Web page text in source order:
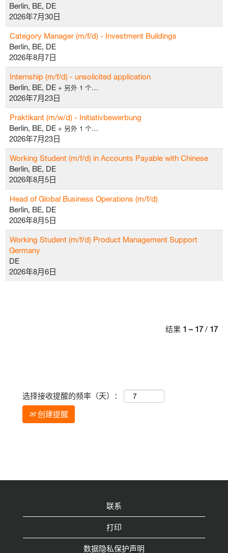
Berlin, BE, DE
2026年7月30日
Category Manager (m/f/d) - Investment Buildings
Berlin, BE, DE
2026年8月7日
Internship (m/f/d) - unsolicited application
Berlin, BE, DE + 另外 1 个…
2026年7月23日
Praktikant (m/w/d) - Initiativbewerbung
Berlin, BE, DE + 另外 1 个…
2026年7月23日
Working Student (m/f/d) in Accounts Payable with Chinese
Berlin, BE, DE
2026年8月5日
Head of Global Business Operations (m/f/d)
Berlin, BE, DE
2026年8月5日
Working Student (m/f/d) Product Management Support
Germany
DE
2026年8月6日
结果 1 – 17/ 17
选择接收提醒的频率（天）：
创建提醒
联系
打印
数据隐私保护声明